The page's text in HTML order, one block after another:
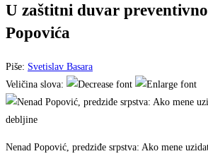
U zaštitni duvar
Popovića
Piše: Svetislav Basara
Veličina slova:
Nenad Popović, predziđe srpstva: Ako mene